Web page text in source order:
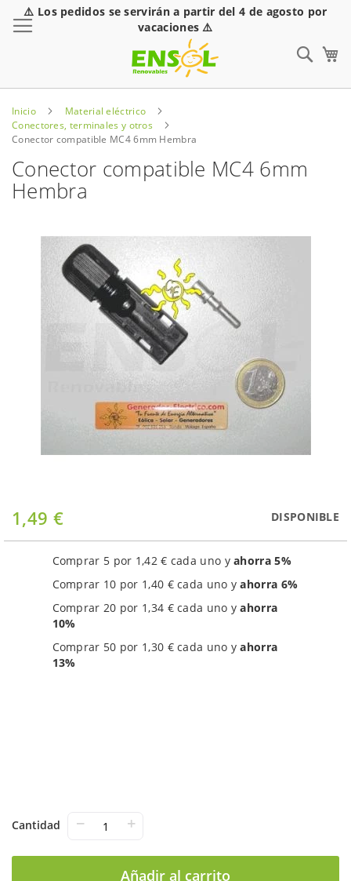
⚠️ Los pedidos se servirán a partir del 4 de agosto por
vacaciones ⚠️
Inicio
Material eléctrico
Conectores, terminales y otros
Conector compatible MC4 6mm Hembra
Conector compatible MC4 6mm
Hembra
1,49 € DISPONIBLE
Comprar 5 por 1,42 € cada uno yahorra5%
Comprar 10 por 1,40 € cada uno yahorra 6%
Comprar 20 por 1,34 € cada uno yahorra
10%
Comprar 50 por 1,30 € cada uno yahorra
13%
Cantidad − +
Añadir al carrito
imágenes
Saltar
al
comienzo
imágenes